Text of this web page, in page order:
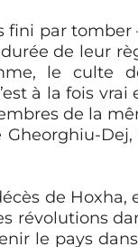
par tomber
de leur
le culte
à la fois
de la
Gheorghiu-Dej,
de Hoxha,
révolutions
le pays